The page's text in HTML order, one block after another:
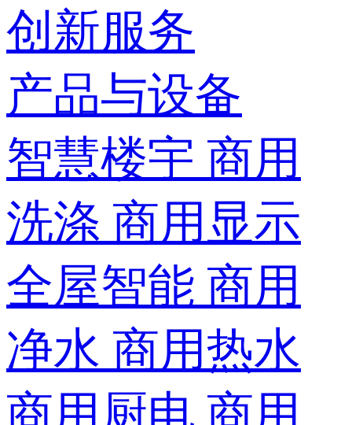
创新服务
产品与设备
智慧楼宇 商用
洗涤 商用显示
全屋智能 商用
净水 商用热水
商用厨电 商用